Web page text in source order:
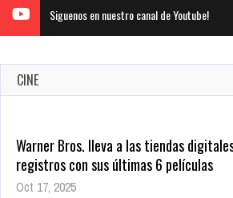
Siguenos en nuestro canal de Youtube!
CINE
Oct 17, 2025
1431 Views